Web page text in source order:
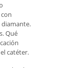
Qué
catéter.